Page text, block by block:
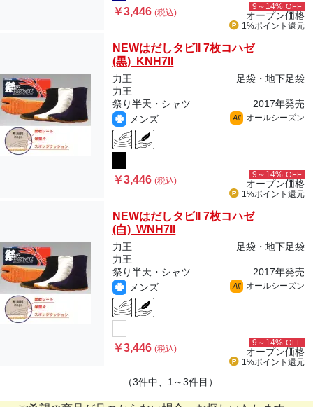
￥3,446(税込)
9～14% OFF
オープン価格
1%ポイント 還元
NEWはだしタビII 7枚コハゼ
(黒) KNH7II
力王
足袋・地下足袋
力王
祭り半天・シャツ
2017年発売
メンズ
All オールシーズン
￥3,446(税込)
9～14% OFF
オープン価格
1%ポイント 還元
NEWはだしタビII 7枚コハゼ
(白) WNH7II
力王
足袋・地下足袋
力王
祭り半天・シャツ
2017年発売
メンズ
All オールシーズン
￥3,446(税込)
9～14% OFF
オープン価格
1%ポイント 還元
（3件中、1～3件目）